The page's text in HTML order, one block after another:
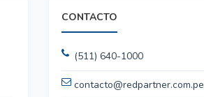
CONTACTO
(511) 640-1000
contacto@redpartner.com.pe